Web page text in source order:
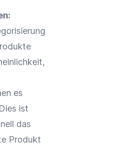
es
ist
das
Produkt